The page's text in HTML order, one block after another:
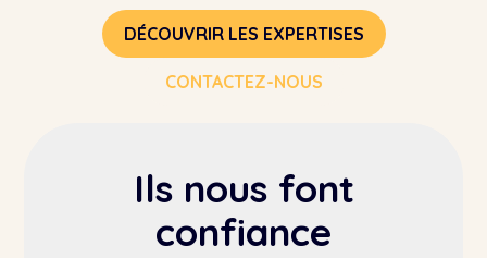
DÉCOUVRIR LES EXPERTISES
CONTACTEZ-NOUS
Ils nous font
confiance